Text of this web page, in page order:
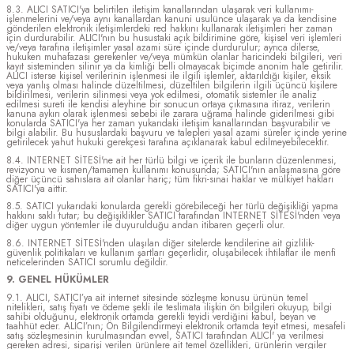
8.3. ALICI SATICI'ya belirtilen iletişim kanallarından ulaşarak veri kullanımı-
işlenmelerini ve/veya aynı kanallardan kanuni usulünce ulaşarak ya da kendisine
gönderilen elektronik iletişimlerdeki red hakkını kullanarak iletişimleri her zaman
için durdurabilir. ALICI'nın bu husustaki açık bildirimine göre, kişisel veri işlemleri
ve/veya tarafına iletişimler yasal azami süre içinde durdurulur; ayrıca dilerse,
hukuken muhafazası gerekenler ve/veya mümkün olanlar haricindeki bilgileri, veri
kayıt sisteminden silinir ya da kimliği belli olmayacak biçimde anonim hale getirilir.
ALICI isterse kişisel verilerinin işlenmesi ile ilgili işlemler, aktarıldığı kişiler, eksik
veya yanlış olması halinde düzeltilmesi, düzeltilen bilgilerin ilgili üçüncü kişilere
bildirilmesi, verilerin silinmesi veya yok edilmesi, otomatik sistemler ile analiz
edilmesi sureti ile kendisi aleyhine bir sonucun ortaya çıkmasına itiraz, verilerin
kanuna aykırı olarak işlenmesi sebebi ile zarara uğrama halinde giderilmesi gibi
konularda SATICI'ya her zaman yukarıdaki iletişim kanallarından başvurabilir ve
bilgi alabilir. Bu hususlardaki başvuru ve talepleri yasal azami süreler içinde yerine
getirilecek yahut hukuki gerekçesi tarafına açıklanarak kabul edilmeyebilecektir.
8.4. INTERNET SİTESİ'ne ait her türlü bilgi ve içerik ile bunların düzenlenmesi,
revizyonu ve kısmen/tamamen kullanımı konusunda; SATICI'nın anlaşmasına göre
diğer üçüncü sahıslara ait olanlar hariç; tüm fikri-sınai haklar ve mülkiyet hakları
SATICI'ya aittir.
8.5. SATICI yukarıdaki konularda gerekli görebileceği her türlü değişikliği yapma
hakkını saklı tutar; bu değişiklikler SATICI tarafından INTERNET SİTESİ'nden veya
diğer uygun yöntemler ile duyurulduğu andan itibaren geçerli olur.
8.6. INTERNET SİTESİ'nden ulaşılan diğer sitelerde kendilerine ait gizlilik-
güvenlik politikaları ve kullanım şartları geçerlidir, oluşabilecek ihtilaflar ile menfi
neticelerinden SATICI sorumlu değildir.
9. GENEL HÜKÜMLER
9.1. ALICI, SATICI’ya ait internet sitesinde sözleşme konusu ürünün temel
nitelikleri, satış fiyatı ve ödeme şekli ile teslimata ilişkin ön bilgileri okuyup, bilgi
sahibi olduğunu, elektronik ortamda gerekli teyidi verdiğini kabul, beyan ve
taahhüt eder. ALICI’nın; Ön Bilgilendirmeyi elektronik ortamda teyit etmesi, mesafeli
satış sözleşmesinin kurulmasından evvel, SATICI tarafından ALICI' ya verilmesi
gereken adresi, siparişi verilen ürünlere ait temel özellikleri, ürünlerin vergiler